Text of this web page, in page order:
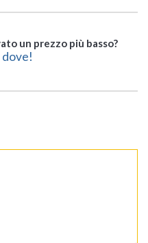
un prezzo più basso?